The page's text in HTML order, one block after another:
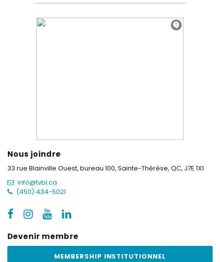
Nous joindre
33 rue Blainville Ouest, bureau 100, Sainte-Thérèse, QC, J7E 1X1
info@tvbl.ca
(450) 434-5021
Devenir membre
MEMBERSHIP INSTITUTIONNEL